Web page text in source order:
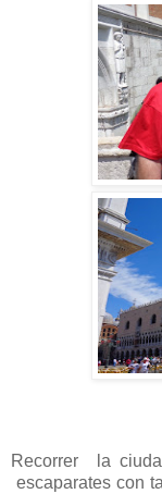
Recorrer la
escaparates con